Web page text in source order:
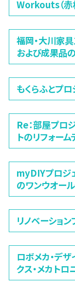
Workouts（赤
福岡・大川家
および成果品
もくらふとプ
Re：部屋プロ
トのリフォーム
myDIYプロジ
のワンウオール
リノベーショ
ロボメカ・デ
クス・メカトロ